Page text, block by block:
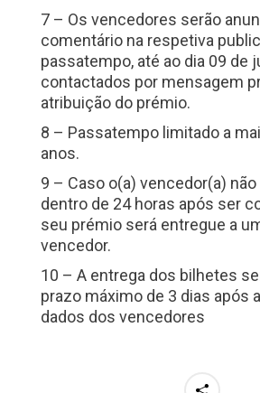
7 – Os vencedores serão
comentário na respetiva
passatempo, até ao dia 09 de
contactados por mensagem
atribuição do prémio.
8 – Passatempo limitado a
anos.
9 – Caso o(a) vencedor(a)
dentro de 24 horas após ser
seu prémio será entregue a
vencedor.
10 – A entrega dos bilhetes
prazo máximo de 3 dias após
dados dos vencedores